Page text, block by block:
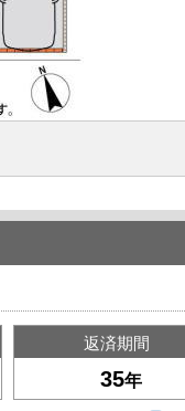
返済期間
年